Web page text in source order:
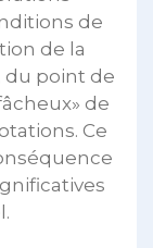
de
de la
du point de
de
Ce